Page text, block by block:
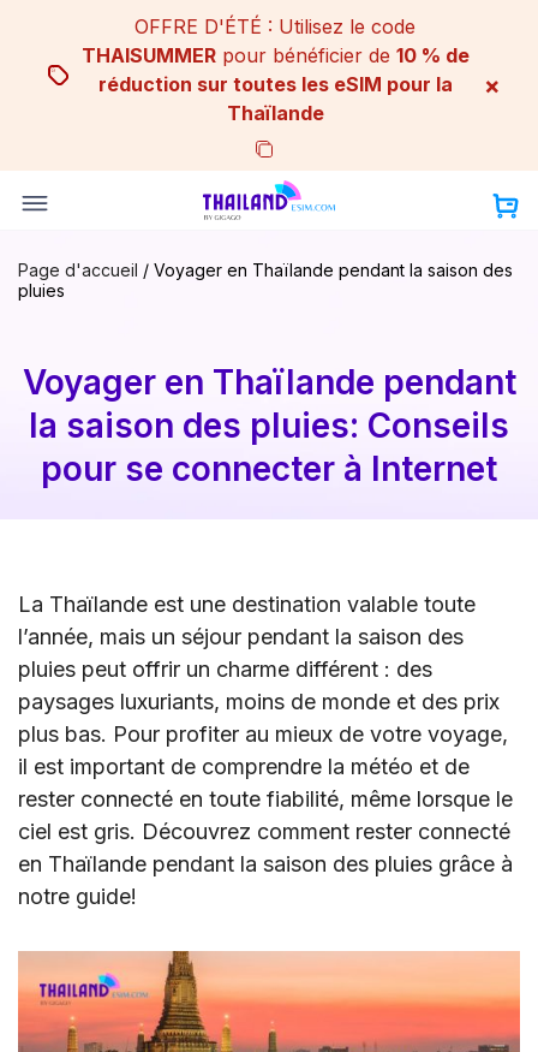
content
OFFRE D'ÉTÉ : Utilisez le code
THAISUMMERpour bénéficier de 10 % de
réduction sur toutes les eSIM pour la
Thaïlande
×
Page d'accueil / Voyager en Thaïlande pendant la saison des
pluies
Voyager en Thaïlande pendant
la saison des pluies: Conseils
pour se connecter à Internet
La Thaïlande est une destination valable toute
l’année, mais un séjour pendant la saison des
pluies peut offrir un charme différent : des
paysages luxuriants, moins de monde et des prix
plus bas. Pour profiter au mieux de votre voyage,
il est important de comprendre la météo et de
rester connecté en toute fiabilité, même lorsque le
ciel est gris. Découvrez comment rester connecté
en Thaïlande pendant la saison des pluies grâce à
notre guide!